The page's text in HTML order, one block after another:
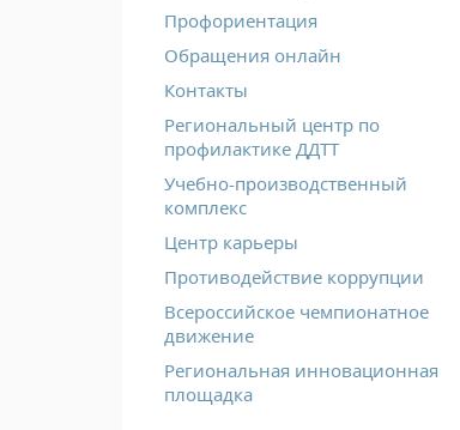
Профориентация
Обращения онлайн
Контакты
Региональный центр по
профилактике ДДТТ
Учебно-производственный
комплекс
Центр карьеры
Противодействие коррупции
Всероссийское чемпионатное
движение
Региональная инновационная
площадка